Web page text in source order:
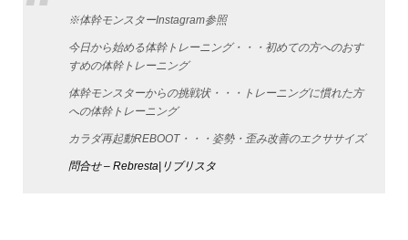
※体幹モンスターInstagram参照
今日から始める体幹トレーニング・・・初めての方へのおす
すめの体幹トレーニング
体幹モンスターからの挑戦状・・・トレーニングに慣れた方
への体幹トレーニング
カラダ再起動REBOOT・・・姿勢・歪み改善のエクササイズ
問合せ – Rebresta|リブリスタ